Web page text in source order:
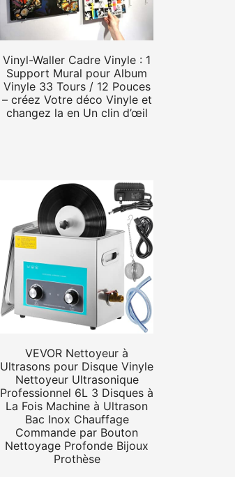
Vinyl-Waller Cadre Vinyle : 1
Support Mural pour Album
Vinyle 33 Tours / 12 Pouces
– créez Votre déco Vinyle et
changez la en Un clin d’œil
VEVOR Nettoyeur à
Ultrasons pour Disque Vinyle
Nettoyeur Ultrasonique
Professionnel 6L 3 Disques à
La Fois Machine à Ultrason
Bac Inox Chauffage
Commande par Bouton
Nettoyage Profonde Bijoux
Prothèse